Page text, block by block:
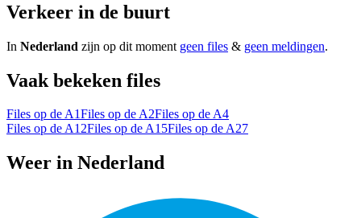
Verkeer in de buurt
In Nederland zijn op dit moment geen files & geen meldingen.
Vaak bekeken files
Files op de A1Files op de A2Files op de A4
Files op de A12Files op de A15Files op de A27
Weer in Nederland